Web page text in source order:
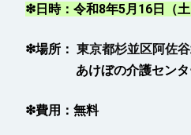
❇日時：令和8年5月16日（
❇場所：東京都杉並区阿佐
あけぼの介護センタ
❇費用：無料